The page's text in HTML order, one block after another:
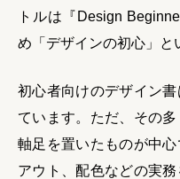
トルは『Design
め「デザインの初心」と
初心者向けのデザイン
ています。ただ、その
軸足を置いたものが中
アウト、配色などの実